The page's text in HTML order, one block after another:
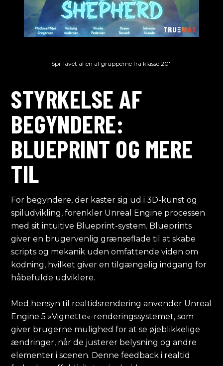
Spil lavet af en af grupperne fra klasse 20'
STYRKELSE AF
BEGYNDERE:
BLUEPRINT OG MERE
TIL
For begyndere, der kaster sig ud i 3D-kunst og
spiludvikling, forenkler Unreal Engine processen
med sit intuitive Blueprint-system. Blueprints
giver en brugervenlig grænseflade til at skabe
scripts og mekanik uden omfattende viden om
kodning, hvilket giver en tilgængelig indgang for
håbefulde udviklere.
Med hensyn til realtidsrendering anvender Unreal
Engine 5 »Vignette«-renderingssystemet, som
giver brugerne mulighed for at se øjeblikkelige
ændringer, når de justerer belysning og andre
elementer i scenen. Denne feedback i realtid